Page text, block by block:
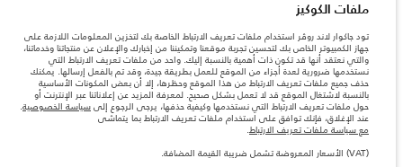
آخر، كما أنّها قد تتغير بدون إشعار مسبق. الرجاء التواصل مع وكيلنا المحلي للتأكد من توفّرها
والتحقق من الأسعار.
الأرقام المقدمة هي نتيجة لاختبارات المصنع الرسمية وفقاً لتشريعات الاتحاد الأوروبي. قد
يتباين استهلك الوقود الفعلي للمركبة عن ذلك المتحقق في تلك الاختبارات كما أن هذه
الأرقام بغرض المقارنة فحسب.
ملاحظة مهمة حول الصور والمواصفات. إن النقص العالمي في أشباه الموصلات يؤثر حاليًا
في مواصفات تصميم السيارات وتوفر الخيارات وتوقيتات التصاميم. هذا ظرف ديناميكي
للغاية، ونتيجة لذلك، قد لا تمثّل الصور المستخدَمة ضمن موقع الويب حاليًا المواصفات الحالية
بالكامل بالنسبة إلى الميزات والخيارات والحلية ومجموعات الألوان. يرجى استشارة وكيلك الذي
سيتمكّن من تأكيد أي تقييدات حالية معك للسماح لك باتخاذ قرار مدروس
الأسعار المعروضة تشمل ضريبة القيمة المضافة (VAT).
الأسعار تنطبق فقط على الطرازات المصنعة في عام 2026.‎
ملفات الكوكيز
تود جاكوار لاند روڤر استخدام ملفات تعريف الارتباط الخاصة بك لتخزين المعلومات اللازمة على
جهاز الكمبيوتر الخاص بك لتحسين تجربة موقعنا وتمكيننا من إخبارك والإعلان عن منتجاتنا وخدماتنا،
والتي نعتقد أنها قد تكون ذات أهمية بالنسبة إليك. واحد من ملفات تعريف الارتباط التي
نستخدمها ضرورية لعدة أجزاء من الموقع للعمل بطريقة جيدة، وقد تم بالفعل إرسالها. يمكنك
حذف جميع ملفات تعريف الارتباط من هذا الموقع وحظرها، إلا أن بعض المكونات الأساسية
بالنسبة لاشتغال الموقع قد لا تعمل بشكل صحيح. لمعرفة المزيد عن إعلاناتنا عبر الإنترنت أو
حول ملفات تعريف الارتباط التي نستخدمها وكيفية حذفها، يرجى الرجوع إلى سياسة الخصوصية.
عند الإغلاق، فإنك توافق على استخدام ملفات تعريف الارتباط بما يتماشى
مع سياسة ملفات تعريف الارتباط.
(VAT) الأسعار المعروضة تشمل ضريبة القيمة المضافة.